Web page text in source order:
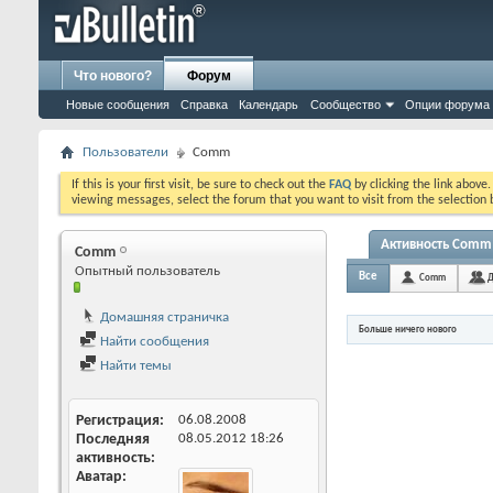
Что нового? Форум
Новые сообщения Справка Календарь Сообщество Опции форума
Пользователи Comm
If this is your first visit, be sure to check out the FAQ by clicking the link
viewing messages, select the forum that you want to visit from the selection
Comm
Опытный пользователь
Домашняя страничка
Найти сообщения
Найти темы
Регистрация 06.08.2008
Последняя
активность
08.05.2012 18:26
Аватар
Активность Comm
Все Comm
Больше ничего нового